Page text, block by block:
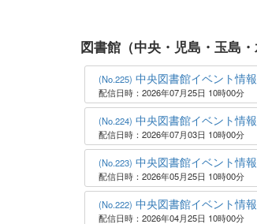
図書館（中央・児島・玉島
(No.225) 中央図書館イベント情報
配信日時：2026年07月25日 10時00分
(No.224) 中央図書館イベント情報
配信日時：2026年07月03日 10時00分
(No.223) 中央図書館イベント情報
配信日時：2026年05月25日 10時00分
(No.222) 中央図書館イベント情報
配信日時：2026年04月25日 10時00分